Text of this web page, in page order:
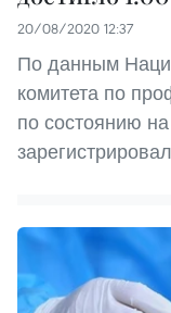
20/08/2020 12:37
По данным
комитета по
по состоянию на